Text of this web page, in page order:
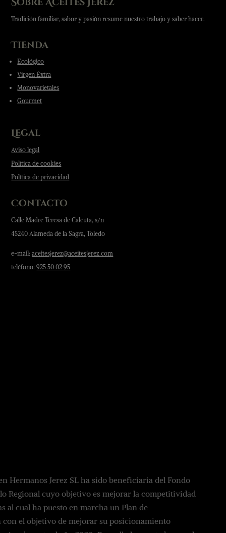
Tradición familiar, sabor y pasión resume nuestro trabajo y saber hacer.
Tienda
Ecológico
Virgen Éxtra
Monovarietales
Gourmet
Legal
Aviso legal
Política de cookies
Política de privacidad
Contacto
Calle Madre Teresa de Calcuta, s/n
45240 Alameda de la Sagra, Toledo
e-mail:aceitesjerez@aceitesjerez.com
teléfono: 925 50 02 95
Hermanos Jerez SL ha sido beneficiaria del Fondo
Regional cuyo objetivo es mejorar la competitividad
al cual ha puesto en marcha un Plan de
el objetivo de mejorar su posicionamiento